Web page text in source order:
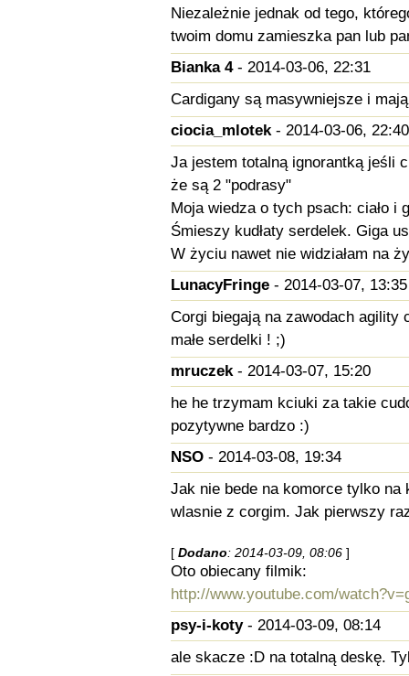
Niezależnie jednak od tego,
twoim domu zamieszka pan lub
Bianka 4- 2014-03-06, 22:31
Cardigany są masywniejsze i
ciocia_mlotek- 2014-03-06, 22:40
Ja jestem totalną ignorantką jeśli
że są 2 "podrasy"
Moja wiedza o tych psach: ciało i
Śmieszy kudłaty serdelek. Giga
W życiu nawet nie widziałam na
LunacyFringe- 2014-03-07, 13:35
Corgi biegają na zawodach agility
małe serdelki ! ;)
mruczek- 2014-03-07, 15:20
he he trzymam kciuki za takie
pozytywne bardzo :)
NSO- 2014-03-08, 19:34
Jak nie bede na komorce tylko
wlasnie z corgim. Jak pierwszy
[ Dodano: 2014-03-09, 08:06]
Oto obiecany filmik:
http://www.youtube.com/
psy-i-koty- 2014-03-09, 08:14
ale skacze :D na totalną deskę.